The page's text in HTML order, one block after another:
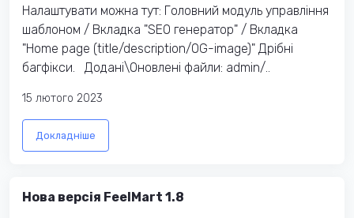
Налаштувати можна тут: Головний модуль управління
шаблоном / Вкладка "SEO генератор" / Вкладка
"Home page (title/description/OG-image)" Дрібні
багфікси. Додані\Оновлені файли: admin/..
15 лютого 2023
Докладніше
Нова версія FeelMart 1.8